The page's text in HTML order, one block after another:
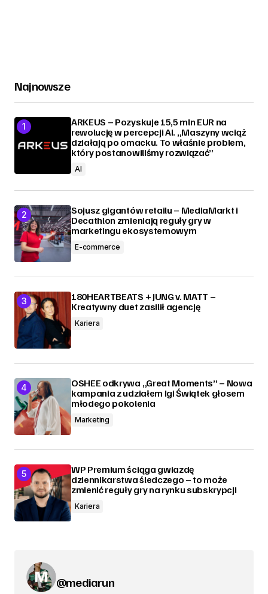
Najnowsze
ARKEUS – Pozyskuje 15,5 mln EUR na
rewolucję w percepcji AI. „Maszyny wciąż
działają po omacku. To właśnie problem,
który postanowiliśmy rozwiązać”
AI
Sojusz gigantów retailu – MediaMarkt i
Decathlon zmieniają reguły gry w
marketingu ekosystemowym
E-commerce
180HEARTBEATS + JUNG v. MATT –
Kreatywny duet zasilił agencję
Kariera
OSHEE odkrywa „Great Moments” – Nowa
kampania z udziałem Igi Świątek głosem
młodego pokolenia
Marketing
WP Premium ściąga gwiazdę
dziennikarstwa śledczego – to może
zmienić reguły gry na rynku subskrypcji
Kariera
@mediarun